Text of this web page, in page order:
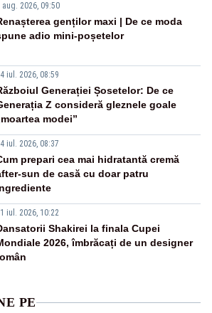
aug. 2026, 09:50
genților maxi | De ce moda
adio mini-poșetelor
iul. 2026, 08:59
Generației Șosetelor: De ce
Z consideră gleznele goale
modei”
iul. 2026, 08:37
prepari cea mai hidratantă cremă
sun de casă cu doar patru
iul. 2026, 10:22
Shakirei la finala Cupei
2026, îmbrăcați de un designer
PE